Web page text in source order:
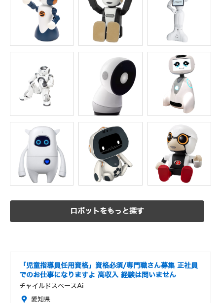
ロボットをもっと探す
「児童指導員任用資格」資格必須/専門職さん募集 正社員
でのお仕事になりますよ 高収入 経験は問いません
チャイルドスペースAi
愛知県